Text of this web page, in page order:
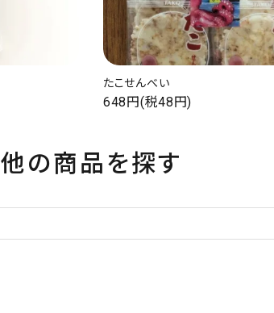
たこせんべい
648円(税48円)
他の商品を探す